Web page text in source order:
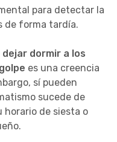
para detectar la
de forma tardía.
dejar dormir a los
es una creencia
sí pueden
sucede de
horario de siesta o